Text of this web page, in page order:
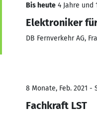
Bis heute 4 Jahre und
Elektroniker
DB Fernverkehr AG,
8 Monate, Feb. 2021 -
Fachkraft LST